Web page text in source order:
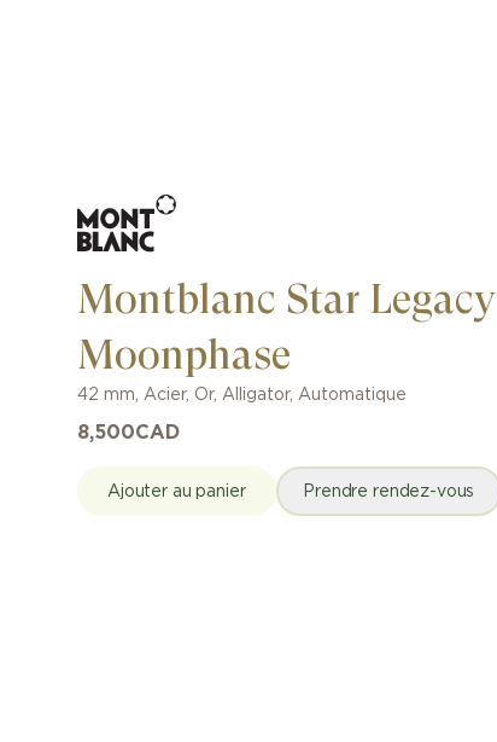
Montblanc Star Legacy
Moonphase
42 mm, Acier, Or, Alligator, Automatique
8,500CAD
Ajouter au panier Prendre rendez-vous